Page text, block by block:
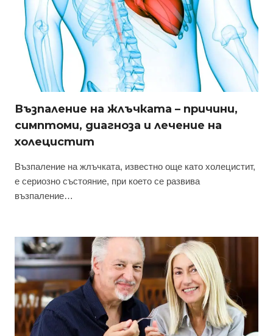
Възпаление на жлъчката – причини,
симптоми, диагноза и лечение на
холецистит
Възпаление на жлъчката, известно още като холецистит,
е сериозно състояние, при което се развива
възпаление…